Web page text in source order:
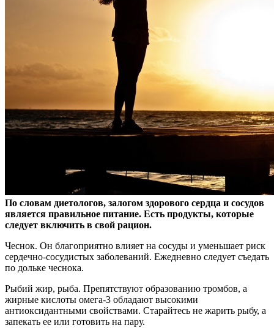
По словам диетологов, залогом здорового сердца и сосудов
является правильное питание. Есть продукты, которые
следует включить в свой рацион.
Чеснок. Он благоприятно влияет на сосуды и уменьшает риск
сердечно-сосудистых заболеваний. Ежедневно следует съедать
по дольке чеснока.
Рыбий жир, рыба. Препятствуют образованию тромбов, а
жирные кислоты омега-3 обладают высокими
антиоксидантными свойствами. Старайтесь не жарить рыбу, а
запекать ее или готовить на пару.